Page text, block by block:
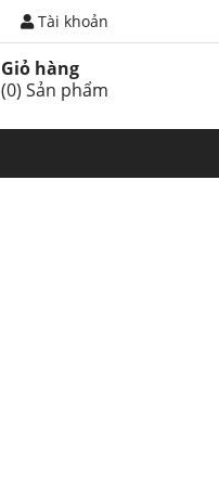
Tài khoản
Giỏ hàng
(0) Sản phẩm